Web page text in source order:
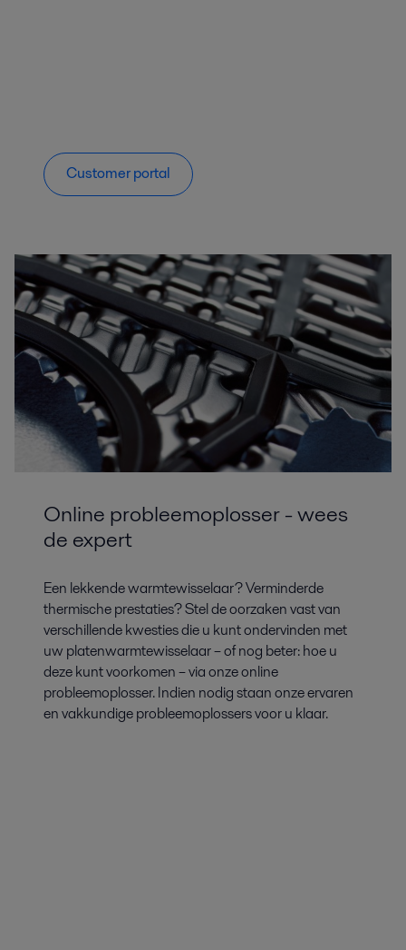
Customer portal
Online probleemoplosser - wees
de expert
Een lekkende warmtewisselaar? Verminderde
thermische prestaties? Stel de oorzaken vast van
verschillende kwesties die u kunt ondervinden met
uw platenwarmtewisselaar – of nog beter: hoe u
deze kunt voorkomen – via onze online
probleemoplosser. Indien nodig staan onze ervaren
en vakkundige probleemoplossers voor u klaar.